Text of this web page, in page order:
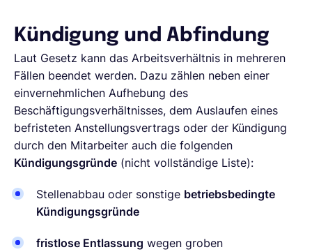
Kündigung und Abfindung
Laut Gesetz kann das Arbeitsverhältnis in mehreren
Fällen beendet werden. Dazu zählen neben einer
einvernehmlichen Aufhebung des
Beschäftigungsverhältnisses, dem Auslaufen eines
befristeten Anstellungsvertrags oder der Kündigung
durch den Mitarbeiter auch die folgenden
Kündigungsgründe (nicht vollständige Liste):
Stellenabbau oder sonstige betriebsbedingte
Kündigungsgründe
fristlose Entlassung wegen groben